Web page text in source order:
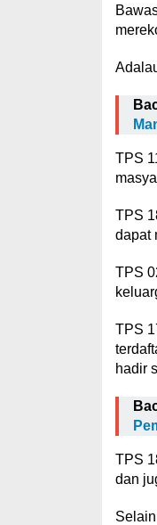
TPS
TPS
dapat
TPS
TPS
hadir
TPS
dan